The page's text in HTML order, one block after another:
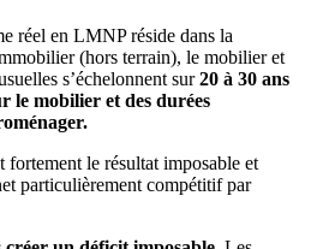
réel en LMNP réside dans la
(hors terrain), le mobilier et
s’échelonnent sur20 à 30 ans
le mobilier et des durées
fortement le résultat imposable et
particulièrement compétitif par